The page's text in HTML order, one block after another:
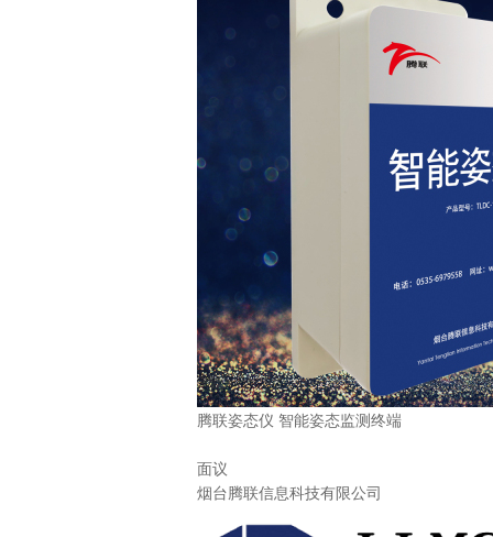
腾联姿态仪 智能姿态监测终端
面议
烟台腾联信息科技有限公司